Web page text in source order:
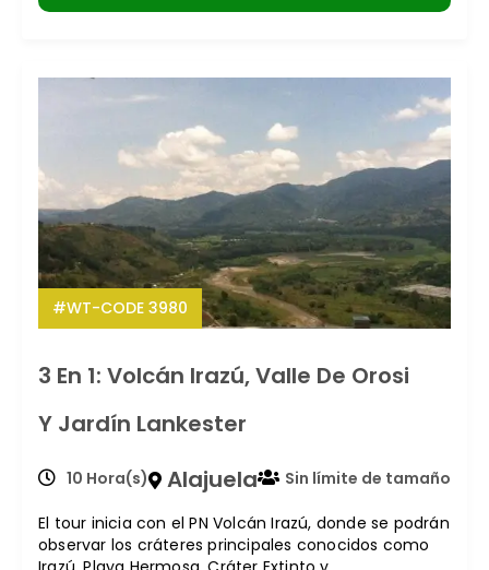
#WT-CODE 3980
3 En 1: Volcán Irazú, Valle De Orosi
Y Jardín Lankester
10 Hora(s) Alajuela Sin límite de tamaño
El tour inicia con el PN Volcán Irazú, donde se podrán
observar los cráteres principales conocidos como